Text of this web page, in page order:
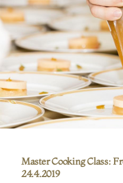
Master Cooking Class:
24.4.2019